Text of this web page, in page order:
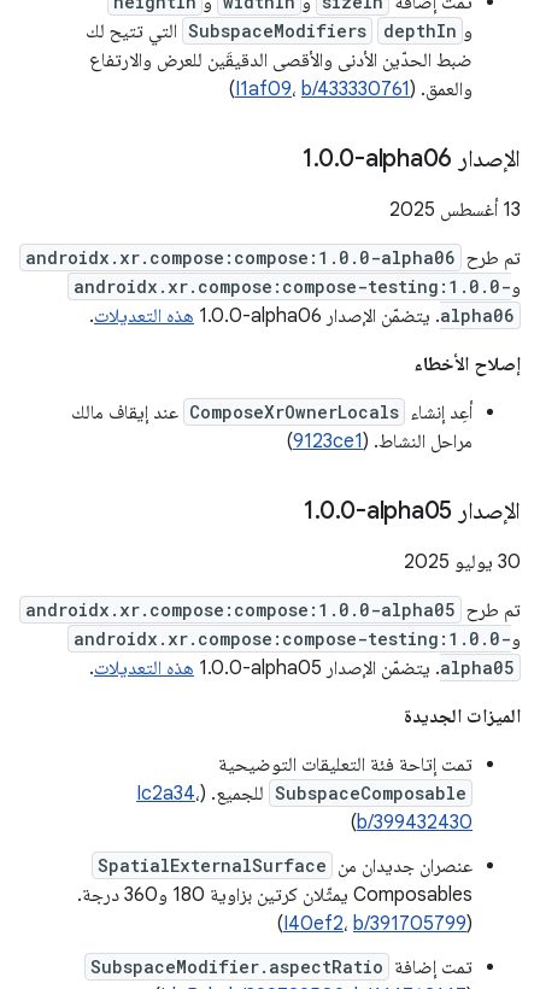
و depthIn
SubspaceModifiers التي تتيح لك
ضبط الحدّين الأدنى والأقصى الدقيقَين للعرض والارتفاع
والعمق. (
I1af09، b/433330761
)
الإصدار ‎1 .0.0-alpha06
‫13 أغسطس 2025
تم طرح androidx.xr.compose:compose:1.0.0-alpha06
وandroidx.xr.compose:compose-testing:1.0.0-
alpha06. يتضمّن الإصدار ‎1.0.0-alpha06 هذه التعديلات.
إصلاح الأخطاء
أعِد إنشاء ComposeXrOwnerLocals عند إيقاف مالك
مراحل النشاط. (9123ce1
)
الإصدار ‎1 .0.0-alpha05
‫30 يوليو 2025
تم طرح androidx.xr.compose:compose:1.0.0-alpha05
وandroidx.xr.compose:compose-testing:1.0.0-
alpha05. يتضمّن الإصدار ‎1.0.0-alpha05 هذه التعديلات.
الميزات الجديدة
تمت إتاحة فئة التعليقات التوضيحية
SubspaceComposable للجميع. ( Ic2a34،
b/399432430
)
عنصران جديدان من SpatialExternalSurface
Composables يمثّلان كرتين بزاوية 180 و360 درجة.
(
I40ef2، b/391705799
)
تمت إضافة SubspaceModifier.aspectRatio